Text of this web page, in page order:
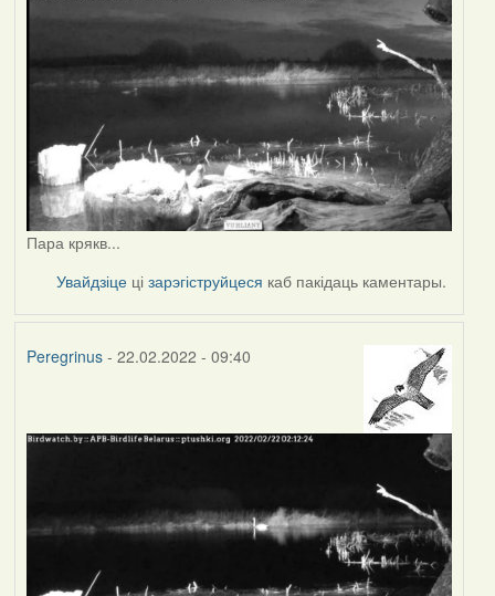
Пара крякв...
Увайдзіце цізарэгіструйцеся каб пакідаць каментары.
Peregrinus- 22.02.2022 - 09:40